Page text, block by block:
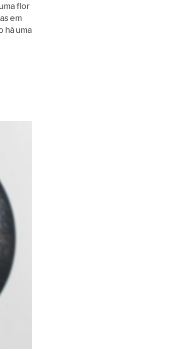
flor
em
há uma